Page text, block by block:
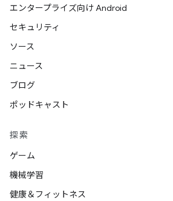
エンタープライズ向け Android
セキュリティ
ソース
ニュース
ブログ
ポッドキャスト
探索
ゲーム
機械学習
健康＆フィットネス